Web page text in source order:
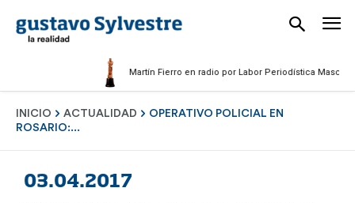
Martín Fierro en radio por Labor Periodística Masculina
INICIO ACTUALIDAD
OPERATIVO POLICIAL EN
ROSARIO:...
03.04.2017